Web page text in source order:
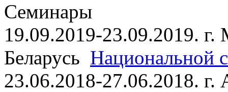
Семинары
19.09.2019-23.09.2019. г.
Беларусь Национальной
23.06.2018-27.06.2018.